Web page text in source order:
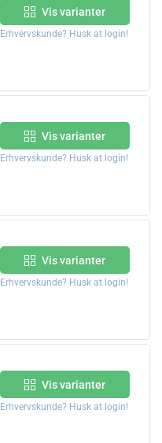
Vis varianter
Erhvervskunde? Husk at login!
Vis varianter
Erhvervskunde? Husk at login!
Vis varianter
Erhvervskunde? Husk at login!
Vis varianter
Erhvervskunde? Husk at login!